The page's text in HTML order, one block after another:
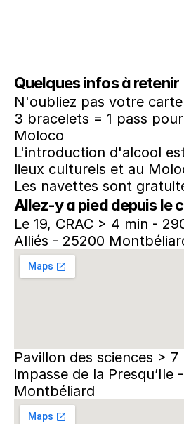
Quelques infos à retenir
N'oubliez pas votre
3 bracelets = 1 pass
Moloco
L'introduction d'alcool
lieux culturels et au
Les navettes sont
Allez-y a pied depuis le
Le 19, CRAC > 4 min -
Alliés - 25200
Pavillon des sciences >
impasse de la Presqu’Ile
Montbéliard